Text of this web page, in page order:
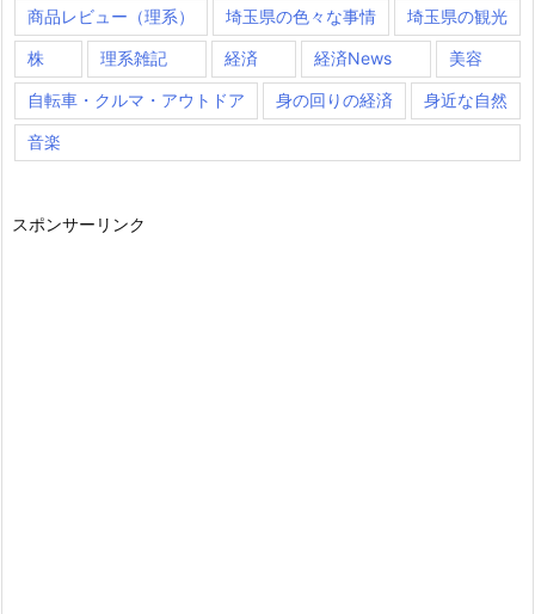
商品レビュー（理系） 埼玉県の色々な事情 埼玉県の観光
株 理系雑記 経済 経済News 美容
自転車・クルマ・アウトドア 身の回りの経済 身近な自然
音楽
スポンサーリンク